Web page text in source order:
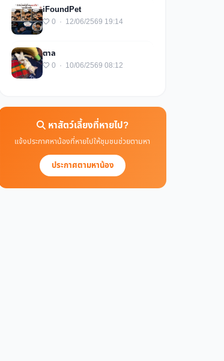
iFoundPet
0 · 12/06/2569 19:14
ตาล
0 · 10/06/2569 08:12
หาสัตว์เลี้ยงที่หายไป?
แจ้งประกาศหาน้องที่หายไปให้ชุมชนช่วยตามหา
ประกาศตามหาน้อง